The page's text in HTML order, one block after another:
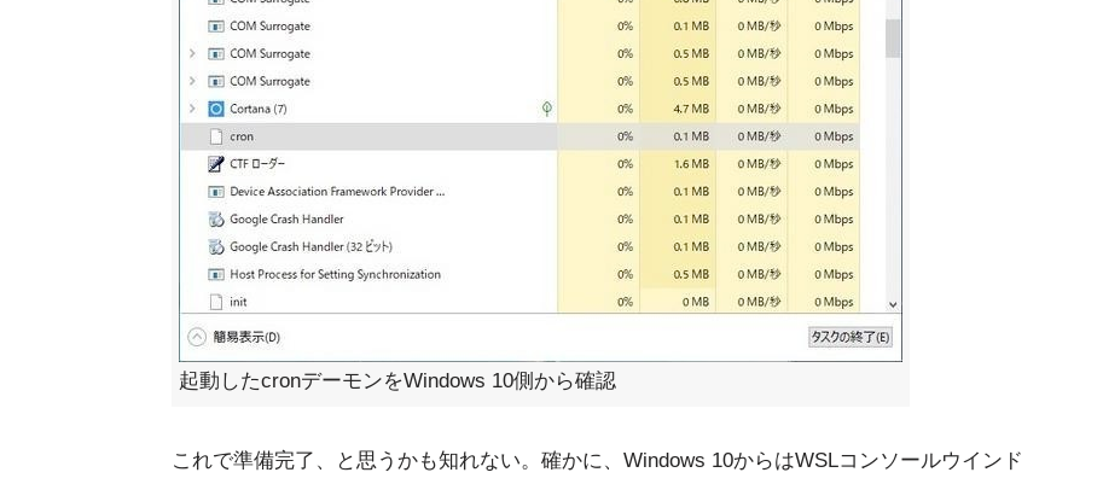
起動したcronデーモンをWindows 10側から確認
これで準備完了、と思うかも知れない。確かに、Windows 10からはWSLコンソールウインド